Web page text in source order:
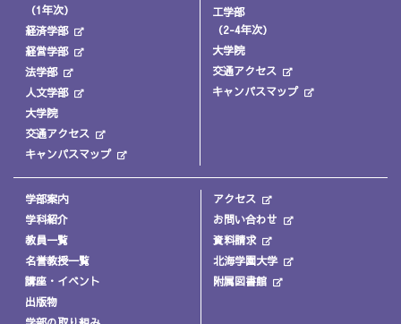
（1年次）
経済学部
経営学部
法学部
人文学部
大学院
交通アクセス
キャンパスマップ
工学部
（2-4年次）
大学院
交通アクセス
キャンパスマップ
学部案内
学科紹介
教員一覧
名誉教授一覧
講座・イベント
出版物
アクセス
お問い合わせ
資料請求
北海学園大学
附属図書館